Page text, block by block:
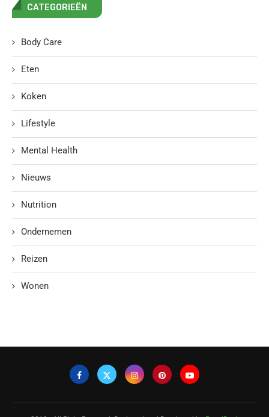
CATEGORIEËN
Body Care
Eten
Koken
Lifestyle
Mental Health
Nieuws
Nutrition
Ondernemen
Reizen
Wonen